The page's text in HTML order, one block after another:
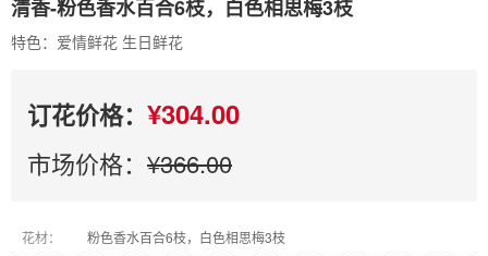
清香-粉色香水百合6枝，白色相思梅3枝
特色：爱情鲜花 生日鲜花
订花价格： ¥304.00
市场价格： ¥366.00
花材： 粉色香水百合6枝，白色相思梅3枝